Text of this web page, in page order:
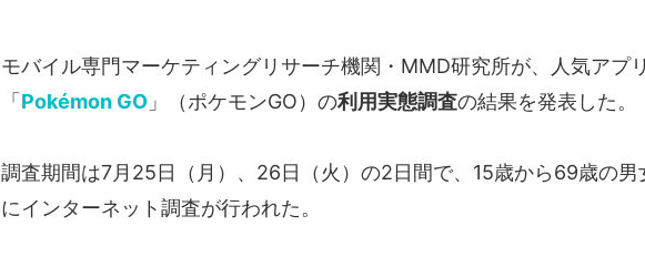
モバイル専門マーケティングリサーチ機関・MMD研究所が、人気アプ
「Pokémon GO 」（ポケモンGO）の利用実態調査の結果を発表した。
調査期間は7月25日（月）、26日（火）の2日間で、15歳から69歳の男
にインターネット調査が行われた。